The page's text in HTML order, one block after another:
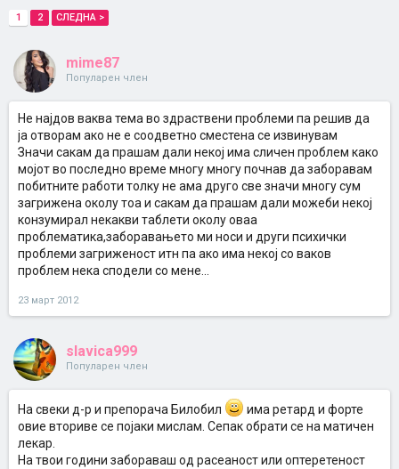
1 2 СЛЕДНА >
mime87
Популарен член
Не најдов ваква тема во здраствени проблеми па решив да
ја отворам ако не е соодветно сместена се извинувам
Значи сакам да прашам дали некој има сличен проблем како
мојот во последно време многу многу почнав да заборавам
побитните работи толку не ама друго све значи многу сум
загрижена околу тоа и сакам да прашам дали можеби некој
конзумирал некакви таблети околу оваа
проблематика,заборавањето ми носи и други психички
проблеми загриженост итн па ако има некој со ваков
проблем нека сподели со мене...
23 март 2012
slavica999
Популарен член
На свеки д-р и препорача Билобил
има ретард и форте
овие вториве се појаки мислам. Сепак обрати се на матичен
лекар.
На твои години забораваш од расеаност или оптеретеност